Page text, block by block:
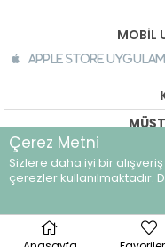
MOBİL
Apple Store
©
Çerez Metni
Sizlere daha iyi bir
çerezler kullanılmaktadır.